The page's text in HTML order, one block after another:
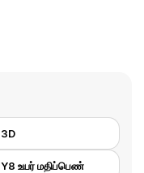
3D
Y8 உயர் மதிப்பெண்